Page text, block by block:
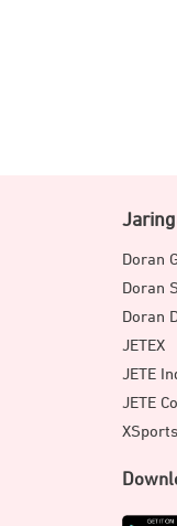
berformat HD,
3D NAND
Doran
Doran
Doran
JETEX
JETE
JETE